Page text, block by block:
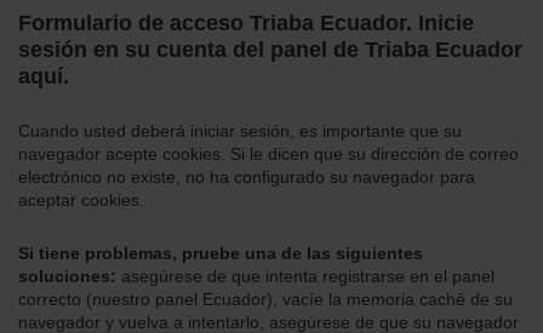
Formulario de acceso Triaba Ecuador. Inicie
sesión en su cuenta del panel de Triaba Ecuador
aquí.
Cuando usted deberá iniciar sesión, es importante que su
navegador acepte cookies. Si le dicen que su dirección de correo
electrónico no existe, no ha configurado su navegador para
aceptar cookies.
Si tiene problemas, pruebe una de las siguientes
soluciones: asegúrese de que intenta registrarse en el panel
correcto (nuestro panel Ecuador), vacíe la memoria caché de su
navegador y vuelva a intentarlo, asegúrese de que su navegador